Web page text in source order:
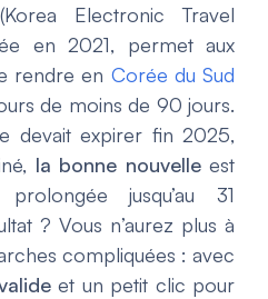
Electronic Travel
en 2021, permet aux
rendre en Corée du Sud
de moins de 90 jours.
devait expirer fin 2025,
la bonne nouvelleest
jusqu’au 31
? Vous n’aurez plus à
compliquées : avec
et un petit clic pour